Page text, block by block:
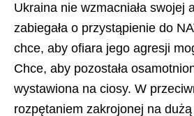
Ukraina nie wzmacniała swojej
zabiegała o przystąpienie do
chce, aby ofiara jego agresji
Chce, aby pozostała
wystawiona na ciosy. W
rozpętaniem zakrojonej na